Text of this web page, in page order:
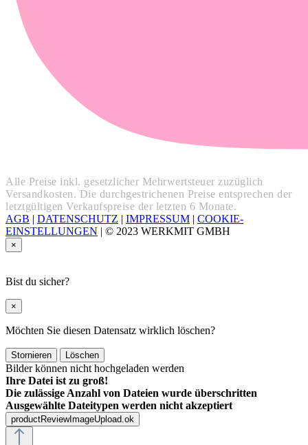
Alle Preise inkl. gesetzlicher Mehrwertsteuer zuzüglich
Versandkosten. Die durchgestrichenen Preise entsprechen der
letztgültigen Verkaufspreise der letzten 6 Monate.
AGB | DATENSCHUTZ | IMPRESSUM | COOKIE-
EINSTELLUNGEN | © 2023 WERKMIT GMBH
×
Bist du sicher?
×
Möchten Sie diesen Datensatz wirklich löschen?
Stornieren Löschen
Bilder können nicht hochgeladen werden
Ihre Datei ist zu groß!
Die zulässige Anzahl von Dateien wurde überschritten
Ausgewählte Dateitypen werden nicht akzeptiert
productReviewImageUpload.ok